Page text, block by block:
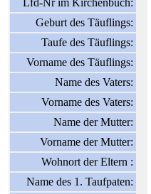
Lfd-Nr im Kirchenbuch:
Geburt des Täuflings:
Taufe des Täuflings:
Vorname des Täuflings:
Name des Vaters:
Vorname des Vaters:
Name der Mutter:
Vorname der Mutter:
Wohnort der Eltern :
Name des 1. Taufpaten: